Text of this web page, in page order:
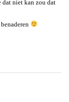
dat niet kan zou dat